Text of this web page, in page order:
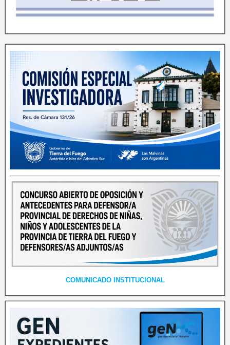
COMUNICADO INSTITUCIONAL